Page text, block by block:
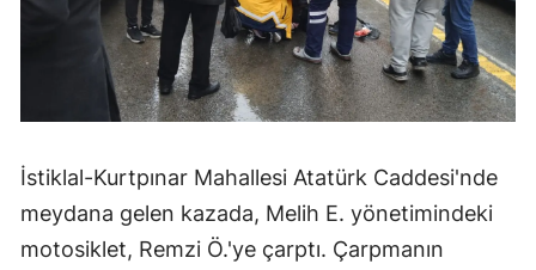
İstiklal-Kurtpınar Mahallesi Atatürk Caddesi'nde
meydana gelen kazada, Melih E. yönetimindeki
motosiklet, Remzi Ö.'ye çarptı. Çarpmanın